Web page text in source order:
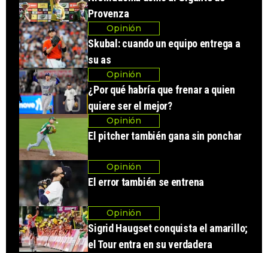
Provenza
Opinión
Skubal: cuando un equipo entrega a
su as
Opinión
¿Por qué habría que frenar a quien
quiere ser el mejor?
Opinión
El pitcher también gana sin ponchar
Opinión
El error también se entrena
Opinión
Sigrid Haugset conquista el amarillo;
el Tour entra en su verdadera